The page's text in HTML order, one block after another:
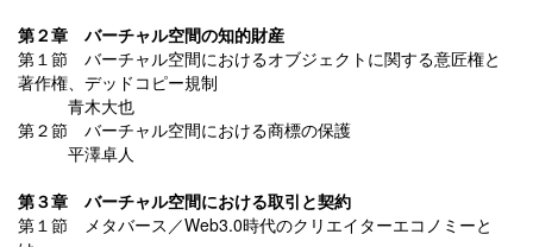
第２章 バーチャル空間の知的財産
第１節 バーチャル空間におけるオブジェクトに関する意匠権と
著作権、デッドコピー規制
青木大也
第２節 バーチャル空間における商標の保護
平澤卓人
第３章 バーチャル空間における取引と契約
第１節 メタバース／Web3.0時代のクリエイターエコノミーと